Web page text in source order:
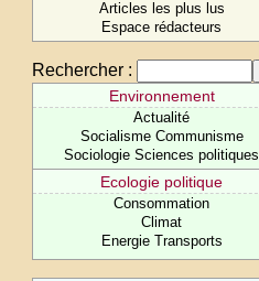
Articles les plus lus
Espace rédacteurs
Rechercher :
Environnement
Actualité
Socialisme Communisme
Sociologie Sciences politiques
Ecologie politique
Consommation
Climat
Energie Transports